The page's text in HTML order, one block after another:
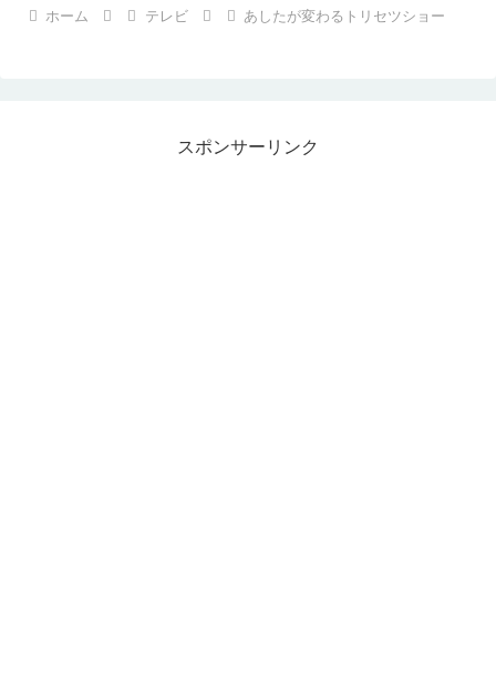
ホーム テレビ あしたが変わるトリセツショー
スポンサーリンク